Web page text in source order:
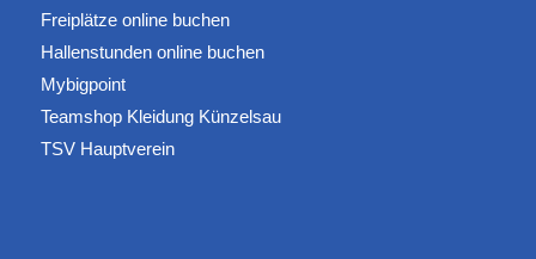
Freiplätze online buchen
Hallenstunden online buchen
Mybigpoint
Teamshop Kleidung Künzelsau
TSV Hauptverein